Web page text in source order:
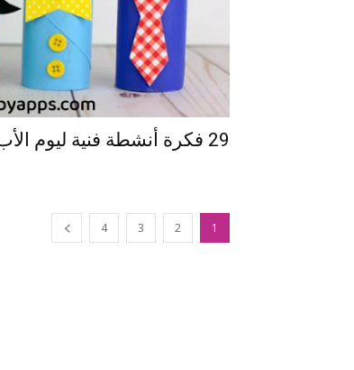
29 فكرة أنشطة فنية ليوم الأب لـتفعيل اليوم العالمي للأب
1
2
3
4